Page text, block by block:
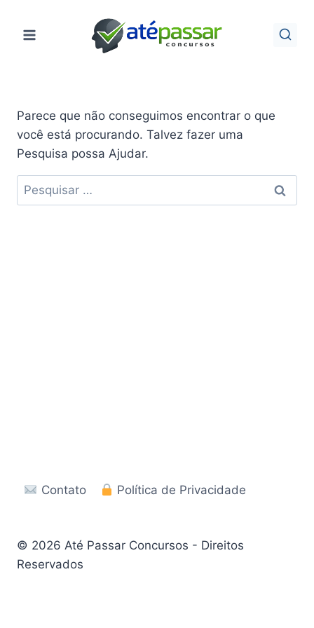
para
Parece que não conseguimos encontrar o que
você está procurando. Talvez fazer uma
Pesquisa possa Ajudar.
Pesquisar
por:
Contato Política de Privacidade
© 2026 Até Passar Concursos - Direitos
Reservados